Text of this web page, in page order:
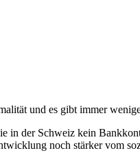
und es gibt immer
der Schweiz kein
noch stärker vom